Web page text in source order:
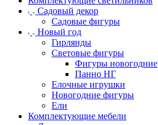
Садовый декор
Садовые фигуры
Новый год
Гирлянды
Световые фигуры
Фигуры новогодние
Панно НГ
Елочные игрушки
Новогодние фигуры
Ели
Комплектующие мебели